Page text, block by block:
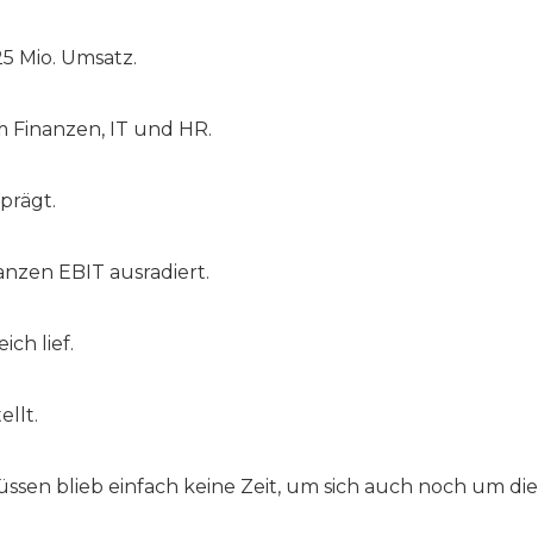
Mio. Umsatz.
Finanzen, IT und HR.
EBIT ausradiert.
lief.
blieb einfach keine Zeit, um sich auch noch um die